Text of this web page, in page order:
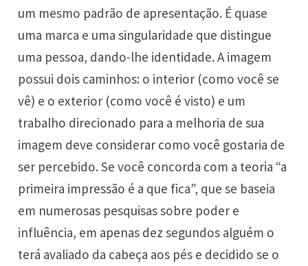
um mesmo padrão de apresentação. É quase
uma marca e uma singularidade que distingue
uma pessoa, dando-lhe identidade. A imagem
possui dois caminhos: o interior (como você se
vê) e o exterior (como você é visto) e um
trabalho direcionado para a melhoria de sua
imagem deve considerar como você gostaria de
ser percebido. Se você concorda com a teoria “a
primeira impressão é a que fica”, que se baseia
em numerosas pesquisas sobre poder e
influência, em apenas dez segundos alguém o
terá avaliado da cabeça aos pés e decidido se o